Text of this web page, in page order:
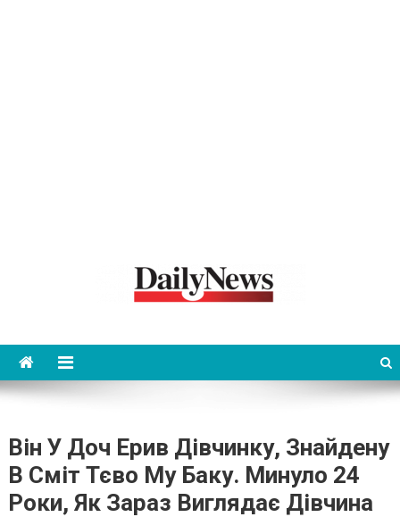
Він У Доч Ерив Дівчинку, Знайдену
В Сміт Тєво Му Баку. Минуло 24
Роки, Як Зараз Виглядає Дівчина